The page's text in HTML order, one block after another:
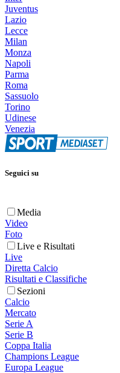
Juventus
Lazio
Lecce
Milan
Monza
Napoli
Parma
Roma
Sassuolo
Torino
Udinese
Venezia
Seguici su
Media
Video
Foto
Live e Risultati
Live
Diretta Calcio
Risultati e Classifiche
Sezioni
Calcio
Mercato
Serie A
Serie B
Coppa Italia
Champions League
Europa League